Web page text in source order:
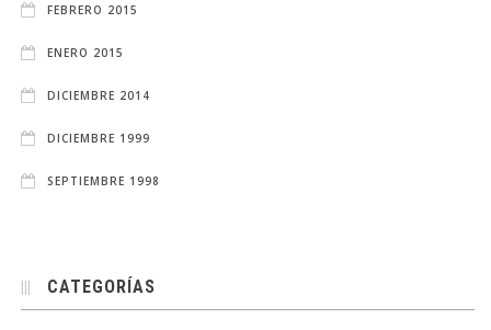
FEBRERO 2015
ENERO 2015
DICIEMBRE 2014
DICIEMBRE 1999
SEPTIEMBRE 1998
CATEGORÍAS